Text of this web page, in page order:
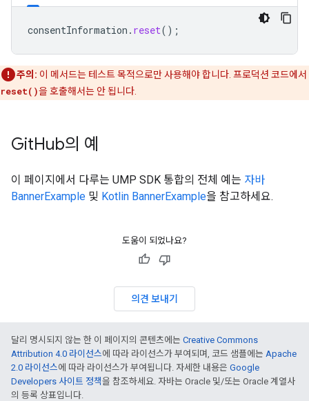
consentInformation . reset();
주의: 이 메서드는 테스트 목적으로만 사용해야 합니다. 프로덕션 코드에서
reset()을 호출해서는 안 됩니다.
GitHub의 예
이 페이지에서 다루는 UMP SDK 통합의 전체 예는 자바
BannerExample 및 Kotlin BannerExample을 참고하세요.
도움이 되었나요?
의견 보내기
달리 명시되지 않는 한 이 페이지의 콘텐츠에는 Creative Commons
Attribution 4.0 라이선스에 따라 라이선스가 부여되며, 코드 샘플에는 Apache
2.0 라이선스에 따라 라이선스가 부여됩니다. 자세한 내용은 Google
Developers 사이트 정책을 참조하세요. 자바는 Oracle 및/또는 Oracle 계열사
의 등록 상표입니다.